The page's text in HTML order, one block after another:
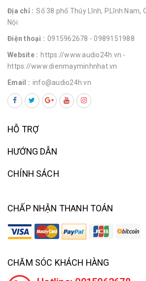
Địa chỉ : Số 38 phố Thúy Lĩnh, P.Lĩnh Nam,
Nội
Điện thoại : 0915962678 - 0989151988
Website : https://www.audio24h.vn -
https://www.dienmayminhnhat.vn
Email : info@audio24h.vn
HỖ TRỢ
HƯỚNG DẪN
CHÍNH SÁCH
CHẤP NHẬN THANH TOÁN
CHĂM SÓC KHÁCH HÀNG